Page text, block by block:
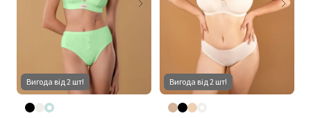
Вигода від 2 шт! Вигода від 2 шт!